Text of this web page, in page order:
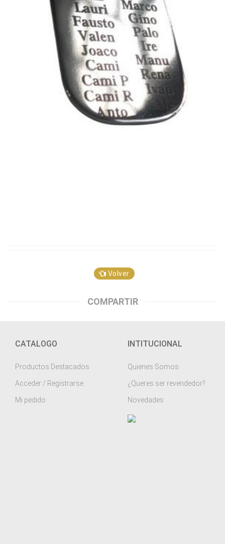
Volver
COMPARTIR
CATALOGO
Productos Destacados
Acceder / Registrarse
Mi pedido
INTITUCIONAL
Quienes Somos
¿Queres ser revendedor?
Novedades